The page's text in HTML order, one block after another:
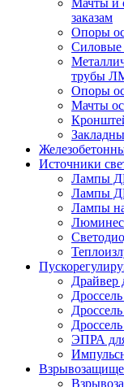
Мачты и
заказам
Опоры
трубы
Опоры
Мачты
Источники
Лампы
Лампы
Лампы
Драйвер
ЭПРА